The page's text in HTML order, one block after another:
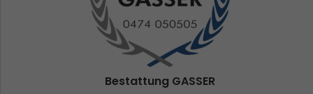
Bestattung GASSER